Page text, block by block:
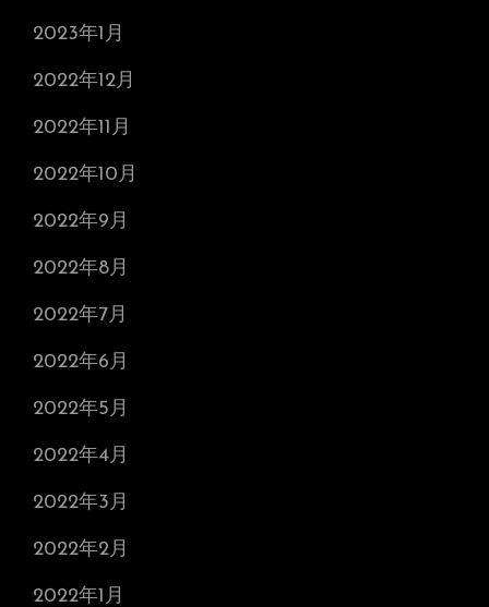
2023年1月
2022年12月
2022年11月
2022年10月
2022年9月
2022年8月
2022年7月
2022年6月
2022年5月
2022年4月
2022年3月
2022年2月
2022年1月